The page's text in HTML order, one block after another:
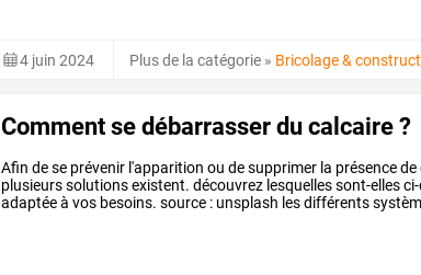
4 juin 2024 Plus de la catégorie » Bricolage &
Comment se débarrasser du calcaire ?
Afin dese prévenir l'apparition ou desupprimer la présencede
plusieurssolutionsexistent. découvrez lesquellessont-elles
adaptéeà vos besoins. source : unsplash lesdifférents